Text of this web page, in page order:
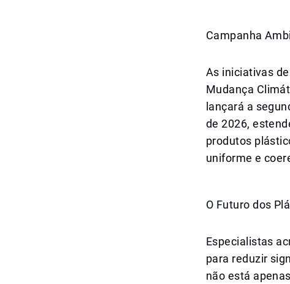
Campanha
As iniciativas
Mudança
lançará a
de 2026,
produtos
uniforme e
O Futuro dos
Especialistas
para reduzir
não está